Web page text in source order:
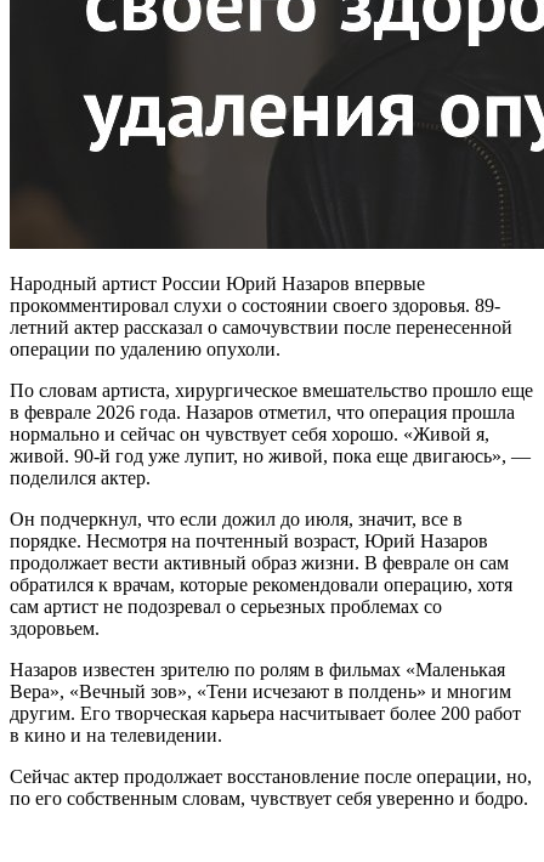
Народный артист России Юрий Назаров впервые
прокомментировал слухи о состоянии своего здоровья. 89-
летний актер рассказал о самочувствии после перенесенной
операции по удалению опухоли.
По словам артиста, хирургическое вмешательство прошло еще
в феврале 2026 года. Назаров отметил, что операция прошла
нормально и сейчас он чувствует себя хорошо. «Живой я,
живой. 90-й год уже лупит, но живой, пока еще двигаюсь», —
поделился актер.
Он подчеркнул, что если дожил до июля, значит, все в
порядке. Несмотря на почтенный возраст, Юрий Назаров
продолжает вести активный образ жизни. В феврале он сам
обратился к врачам, которые рекомендовали операцию, хотя
сам артист не подозревал о серьезных проблемах со
здоровьем.
Назаров известен зрителю по ролям в фильмах «Маленькая
Вера», «Вечный зов», «Тени исчезают в полдень» и многим
другим. Его творческая карьера насчитывает более 200 работ
в кино и на телевидении.
Сейчас актер продолжает восстановление после операции, но,
по его собственным словам, чувствует себя уверенно и бодро.